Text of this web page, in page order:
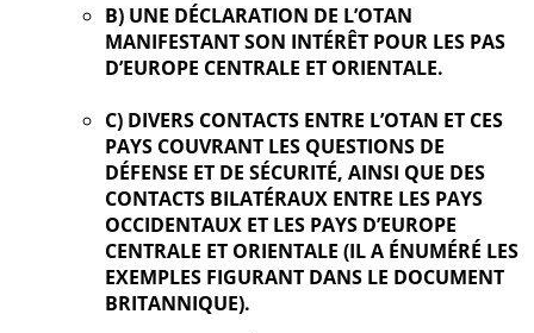
B) UNE DÉCLARATION DE L’OTAN
MANIFESTANT SON INTÉRÊT POUR LES PAS
D’EUROPE CENTRALE ET ORIENTALE.
C) DIVERS CONTACTS ENTRE L’OTAN ET CES
PAYS COUVRANT LES QUESTIONS DE
DÉFENSE ET DE SÉCURITÉ, AINSI QUE DES
CONTACTS BILATÉRAUX ENTRE LES PAYS
OCCIDENTAUX ET LES PAYS D’EUROPE
CENTRALE ET ORIENTALE (IL A ÉNUMÉRÉ LES
EXEMPLES FIGURANT DANS LE DOCUMENT
BRITANNIQUE).